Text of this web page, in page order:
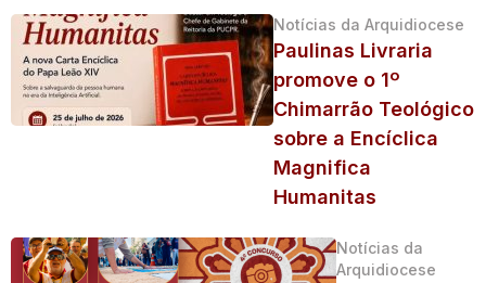
Notícias da Arquidiocese
Paulinas Livraria
promove o 1º
Chimarrão Teológico
sobre a Encíclica
Magnifica
Humanitas
Notícias da
Arquidiocese